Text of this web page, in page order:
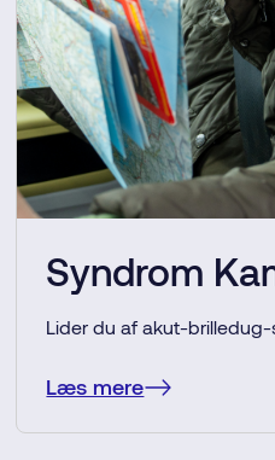
Syndrom
Lider du af akut-
Læs mere